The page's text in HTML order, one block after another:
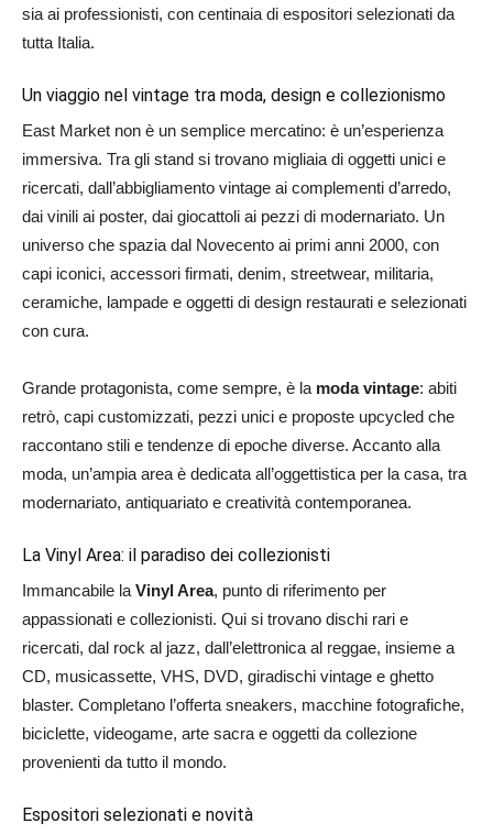
sia ai professionisti, con centinaia di espositori selezionati da
tutta Italia.
Un viaggio nel vintage tra moda, design e collezionismo
East Market non è un semplice mercatino: è un’esperienza
immersiva. Tra gli stand si trovano migliaia di oggetti unici e
ricercati, dall’abbigliamento vintage ai complementi d’arredo,
dai vinili ai poster, dai giocattoli ai pezzi di modernariato. Un
universo che spazia dal Novecento ai primi anni 2000, con
capi iconici, accessori firmati, denim, streetwear, militaria,
ceramiche, lampade e oggetti di design restaurati e selezionati
con cura.
Grande protagonista, come sempre, è la moda vintage: abiti
retrò, capi customizzati, pezzi unici e proposte upcycled che
raccontano stili e tendenze di epoche diverse. Accanto alla
moda, un’ampia area è dedicata all’oggettistica per la casa, tra
modernariato, antiquariato e creatività contemporanea.
La Vinyl Area: il paradiso dei collezionisti
Immancabile la Vinyl Area, punto di riferimento per
appassionati e collezionisti. Qui si trovano dischi rari e
ricercati, dal rock al jazz, dall’elettronica al reggae, insieme a
CD, musicassette, VHS, DVD, giradischi vintage e ghetto
blaster. Completano l’offerta sneakers, macchine fotografiche,
biciclette, videogame, arte sacra e oggetti da collezione
provenienti da tutto il mondo.
Espositori selezionati e novità